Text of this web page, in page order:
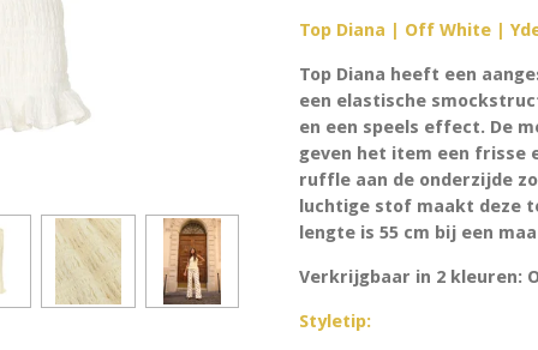
Top Diana | Off White |
Top Diana heeft een
een elastische
en een speels effect. De
geven het item een frisse
ruffle aan de onderzijde
luchtige stof maakt deze
lengte is 55 cm bij een
Verkrijgbaar in 2 kleuren:
Styletip: